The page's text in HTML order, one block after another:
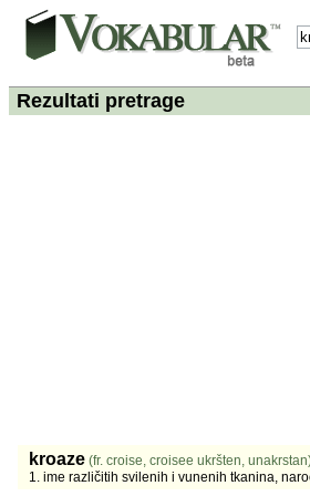
Rezultati pretrage
kroaze (fr. croise, croisee ukršten,
1. ime različitih svilenih i vunenih tkanina,